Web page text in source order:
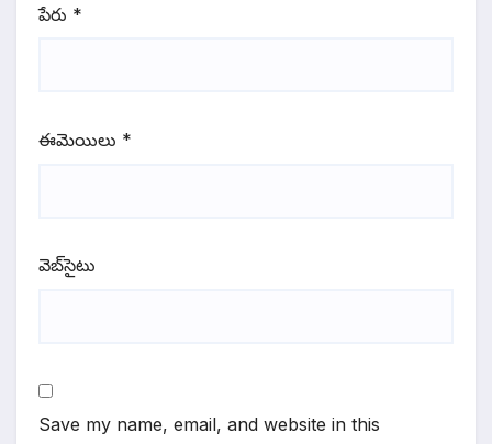
పేరు *
ఈమెయిలు *
వెబ్‌సైటు
Save my name, email, and website in this